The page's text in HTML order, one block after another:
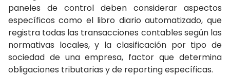
paneles de control deben considerar aspectos
específicos como el libro diario automatizado, que
registra todas las transacciones contables según las
normativas locales, y la clasificación por tipo de
sociedad de una empresa, factor que determina
obligaciones tributarias y de reporting específicas.